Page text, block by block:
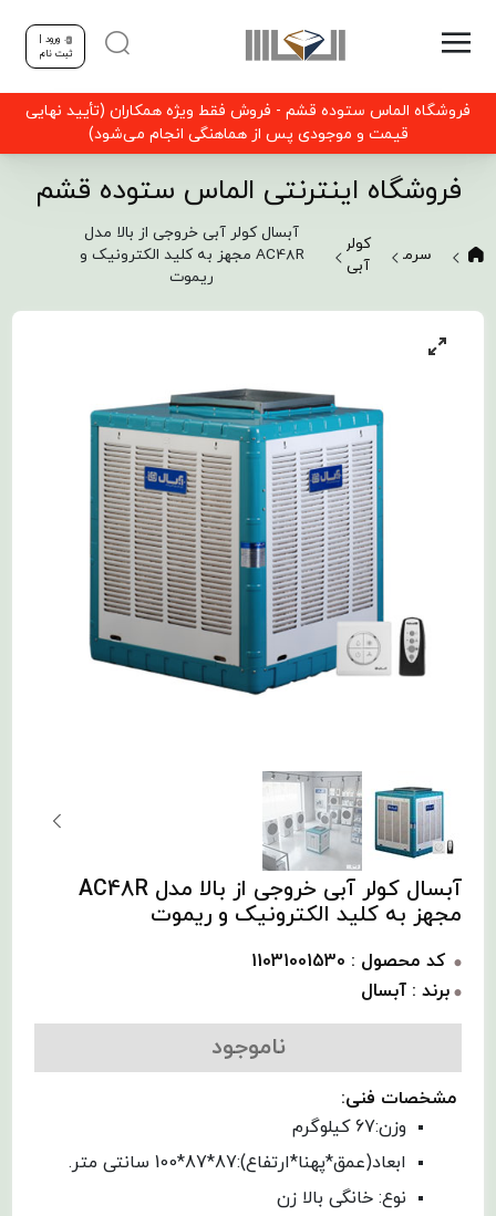
ورود |
ثبت نام
فروشگاه الماس ستوده قشم - فروش فقط ویژه همکاران (تأیید نهایی
قیمت و موجودی پس از هماهنگی انجام می‌شود)
فروشگاه اینترنتی الماس ستوده قشم
سرمایشی
کولر
آبی
آبسال کولر آبی خروجی از بالا مدل
AC48R مجهز به کلید الکترونیک و
ریموت
آبسال کولر آبی خروجی از بالا مدل AC48R
مجهز به کلید الکترونیک و ریموت
کد محصول : 11031001530
برند : آبسال
ناموجود
مشخصات فنی:
وزن:67 کیلوگرم
ابعاد(عمق*پهنا*ارتفاع):87*87*100 سانتی متر.
نوع: خانگی بالا زن